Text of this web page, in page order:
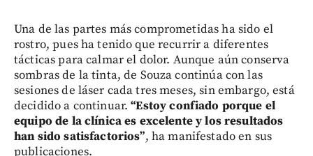
Una de las partes más comprometidas ha sido el
rostro, pues ha tenido que recurrir a diferentes
tácticas para calmar el dolor. Aunque aún conserva
sombras de la tinta, de Souza continúa con las
sesiones de láser cada tres meses, sin embargo, está
decidido a continuar.“Estoy confiado porque el
equipo de la clínica es excelente y los resultados
han sido satisfactorios”, ha manifestado en sus
publicaciones.